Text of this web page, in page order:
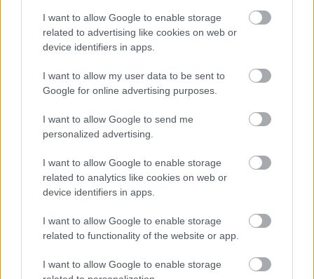
I want to allow Google to enable storage
related to advertising like cookies on web or
device identifiers in apps.
I want to allow my user data to be sent to
Google for online advertising purposes.
I want to allow Google to send me
personalized advertising.
I want to allow Google to enable storage
related to analytics like cookies on web or
device identifiers in apps.
I want to allow Google to enable storage
related to functionality of the website or app.
I want to allow Google to enable storage
szerint kérték a kedvezményt - hívta fel a
figyelmet pénteki közleményében a
Nemzeti Adó- és Vámhivatal (NAV).
Mint írták, július 1-jén élesedik a családi
adókedvezmény duplázásának első lépése. Ez
azt jelenti, hogy havonta, egy gyermek esetén
maximum 15 ezer, két gyermek esetén
kedvezményezett eltartottanként 30 ezer,
három, és minden további gyermek esetén
kedvezményezett eltartottanként 49 500